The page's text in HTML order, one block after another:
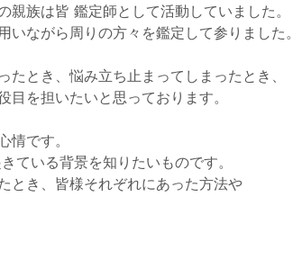
族は皆 鑑定師として活動していました。
ながら周りの方々を鑑定して参りました。
とき、悩み立ち止まってしまったとき、
を担いたいと思っております。
情です。
ている背景を知りたいものです。
とき、皆様それぞれにあった方法や